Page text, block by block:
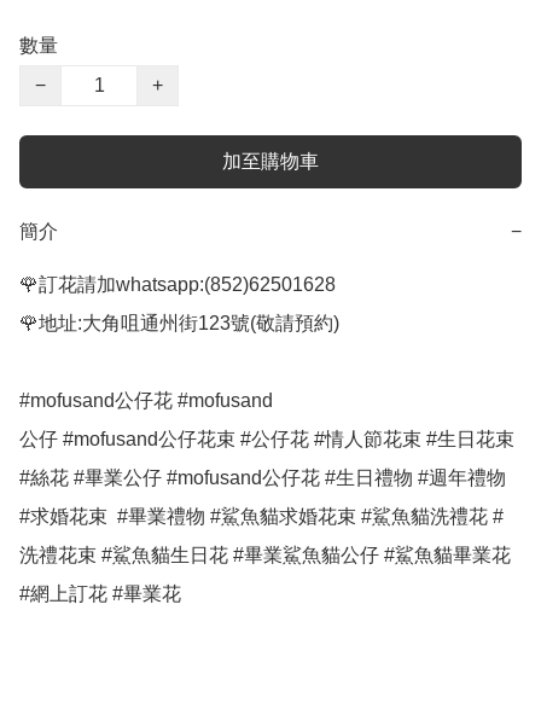
數量
−
+
加至購物車
簡介 −
🌹訂花請加whatsapp:(852)62501628
🌹地址:大角咀通州街123號(敬請預約)
#mofusand公仔花 #mofusand
公仔 #mofusand公仔花束 #公仔花 #情人節花束 #生日花束
#絲花 #畢業公仔 #mofusand公仔花 #生日禮物 #週年禮物
#求婚花束  #畢業禮物 #鯊魚貓求婚花束 #鯊魚貓洗禮花 #
洗禮花束 #鯊魚貓生日花 #畢業鯊魚貓公仔 #鯊魚貓畢業花